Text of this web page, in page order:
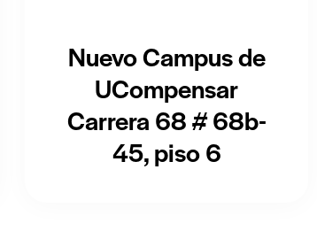
Nuevo Campus de
UCompensar
Carrera 68 # 68b-
45, piso 6